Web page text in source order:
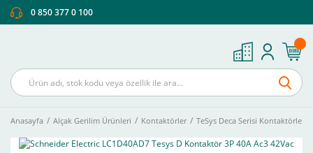
0 850 377 0 100
Anasayfa Alçak Gerilim Ürünleri Kontaktörler TeSys Deca Serisi Kontaktörler